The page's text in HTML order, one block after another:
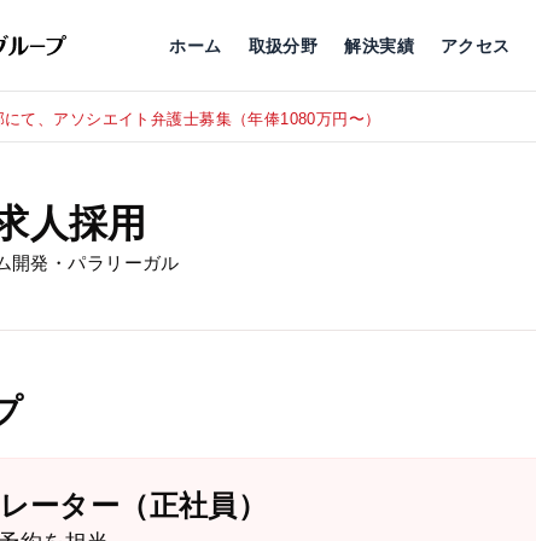
ホーム 取扱分野 解決実績 アクセス
て、アソシエイト弁護士募集（年俸1080万円〜）
人採用
開発・パラリーガル
ーター（正社員）